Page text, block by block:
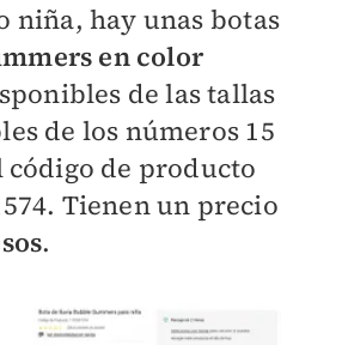
niña, hay unas botas
en color
de las tallas
de los números 15
código de producto
Tienen un precio
.